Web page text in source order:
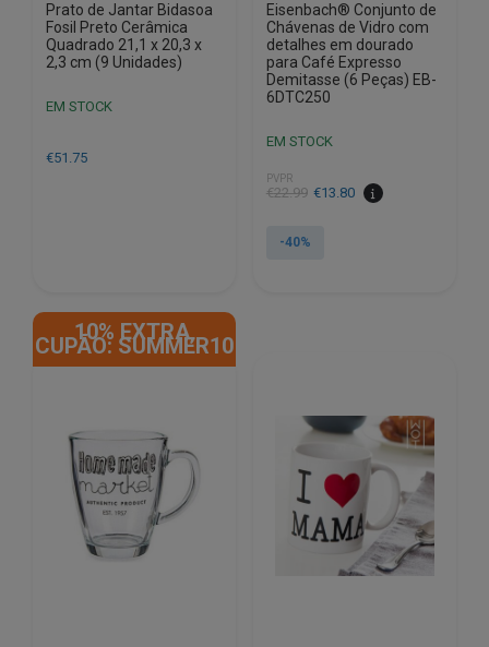
Prato de Jantar Bidasoa
Fosil Preto Cerâmica
Quadrado 21,1 x 20,3 x
2,3 cm (9 Unidades)
EM STOCK
€51.75
Eisenbach® Conjunto de
Chávenas de Vidro com
detalhes em dourado
para Café Expresso
Demitasse (6 Peças) EB-
6DTC250
EM STOCK
PVPR
€22.99
O
original
€13.80
O
atual
-40%
10% EXTRA,
CUPÃO: SUMMER10